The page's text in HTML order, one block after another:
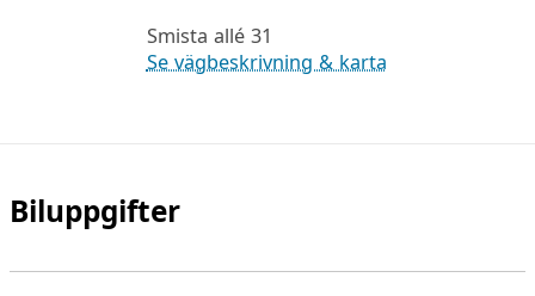
Smista allé 31
Se vägbeskrivning & karta
Biluppgifter